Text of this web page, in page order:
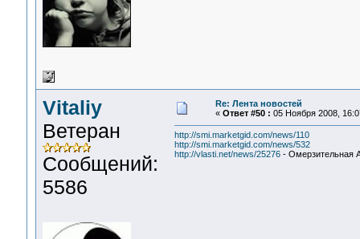
Vitaliy
Ветеран
Сообщений:
5586
Re: Лента новостей
« Ответ #50 : 05 Ноября 2008,
http://smi.marketgid.com/news/110
http://smi.marketgid.com/news/532
http://vlasti.net/news/25276- Омерзительная